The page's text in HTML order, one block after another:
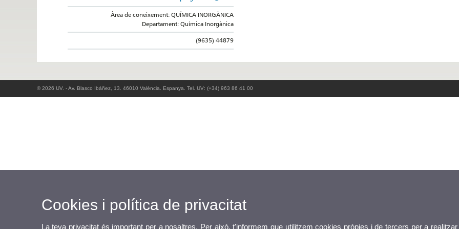
Àrea de coneixement: QUÍMICA INORGÀNICA
Departament: Química Inorgànica
(9635) 44879
© 2026 UV. - Av. Blasco Ibáñez, 13. 46010 València. Espanya. Tel. UV: (+34) 963 86 41 00
Cookies i política de privacitat
La teva privacitat és important per a nosaltres. Per això, t'informem que utilitzem cookies pròpies i de tercers per a realitzar